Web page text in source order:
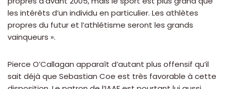
les intérêts d’un individu en particulier. Les athlètes
propres du futur et l’athlétisme seront les grands
vainqueurs ».
Pierce O’Callagan apparaît d’autant plus offensif qu’il
sait déjà que Sebastian Coe est très favorable à cette